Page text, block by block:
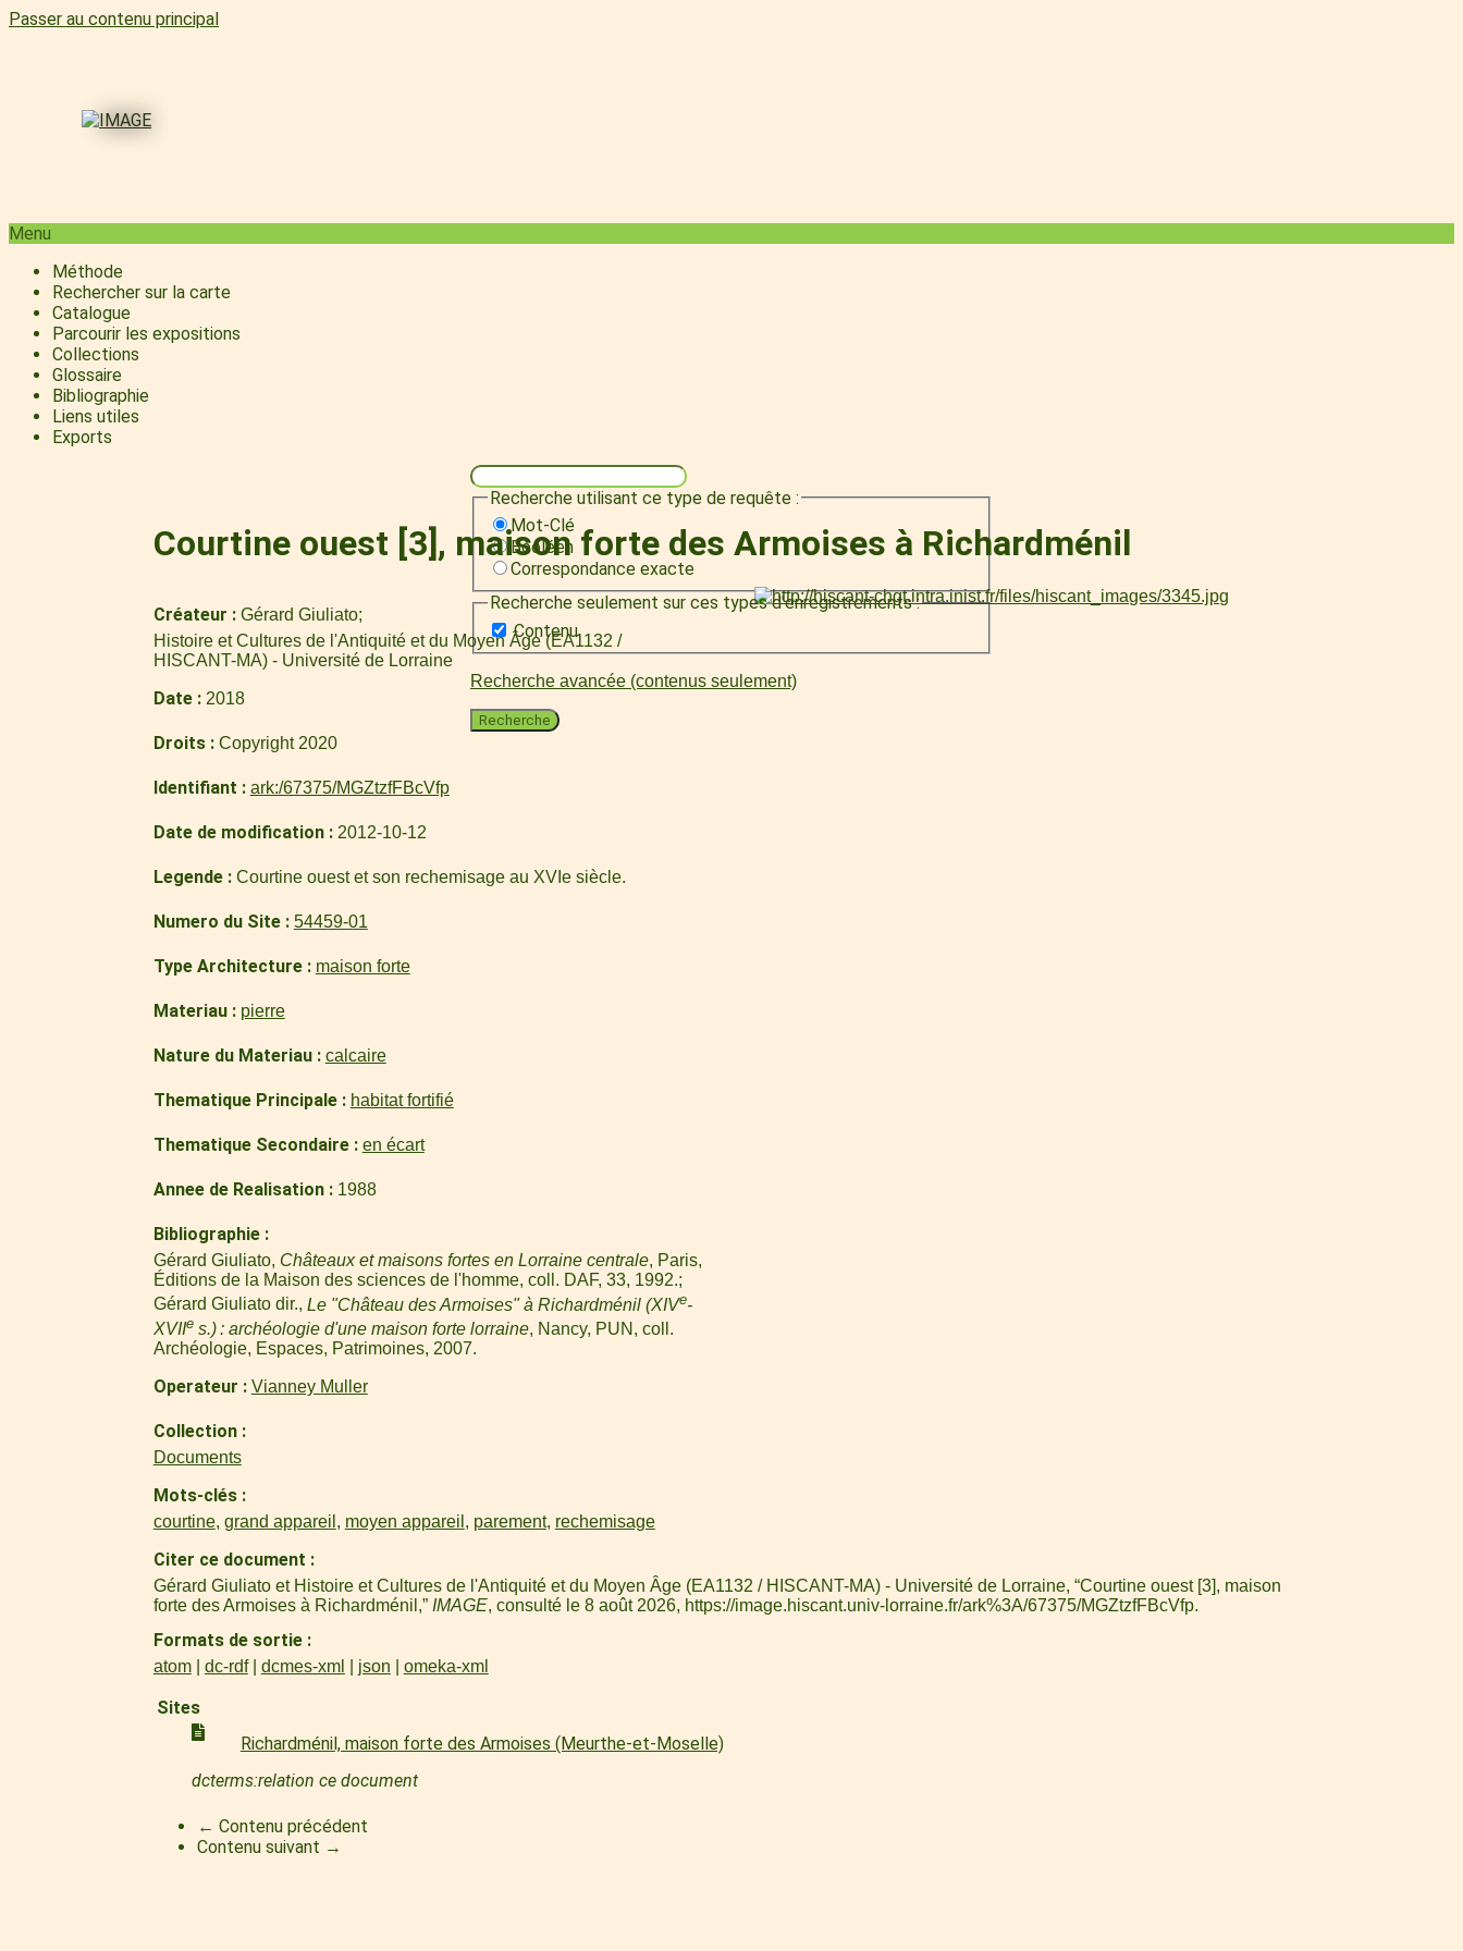
Passer au contenu principal
Menu
Méthode
Rechercher sur la carte
Catalogue
Parcourir les expositions
Collections
Glossaire
Bibliographie
Liens utiles
Exports
Recherche utilisant ce type de requête :
Mot-Clé
Booléen
Correspondance exacte
Recherche seulement sur ces types d'enregistrements :
Contenu
Recherche avancée (contenus seulement)
Recherche
Courtine ouest [3], maison forte des Armoises à Richardménil
Créateur
Gérard Giuliato
Histoire et Cultures de l'Antiquité et du Moyen Âge (EA1132 /
HISCANT-MA) - Université de Lorraine
Date 2018
Droits Copyright 2020
Identifiant ark:/67375/MGZtzfFBcVfp
Date de modification 2012-10-12
Legende Courtine ouest et son rechemisage au XVIe siècle.
Numero du Site 54459-01
Type Architecture maison forte
Materiau pierre
Nature du Materiau calcaire
Thematique Principale habitat fortifié
Thematique Secondaire en écart
Annee de Realisation 1988
Bibliographie
Gérard Giuliato, Châteaux et maisons fortes en Lorraine centrale, Paris,
Éditions de la Maison des sciences de l'homme, coll. DAF, 33, 1992.
Gérard Giuliato dir., Le "Château des Armoises" à Richardménil (XIVe-
XVIIes.) : archéologie d'une maison forte lorraine, Nancy, PUN, coll.
Archéologie, Espaces, Patrimoines, 2007.
Operateur Vianney Muller
Collection
Documents
Mots-clés
courtine, grand appareil , moyen appareil , parement, rechemisage
Citer ce document
Gérard Giuliato et Histoire et Cultures de l'Antiquité et du Moyen Âge (EA1132 / HISCANT-MA) - Université de Lorraine, “Courtine ouest [3], maison
forte des Armoises à Richardménil,” IMAGE, consulté le 8 août 2026, https://image.hiscant.univ-lorraine.fr/ark%3A/67375/MGZtzfFBcVfp.
Formats de sortie
atom dc-rdf dcmes-xml json omeka-xml
Sites
Richardménil, maison forte des Armoises (Meurthe-et-Moselle)
dcterms:relation ce document
← Contenu précédent
Contenu suivant →